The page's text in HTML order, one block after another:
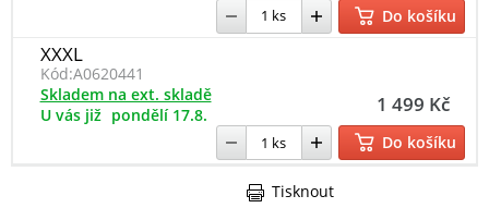
Do košíku
XXXL
Kód:A0620441
1 499 Kč
Skladem na ext. skladě
U vás již pondělí 17.8.
Do košíku
Tisknout